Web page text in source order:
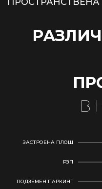
В
ЗАСТРОЕНА ПЛОЩ
РЗП
ПОДЗЕМЕН ПАРКИНГ